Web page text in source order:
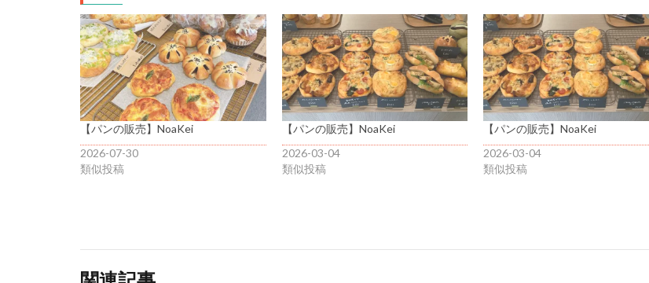
【パンの販売】NoaKei
2026-07-30
類似投稿
【パンの販売】NoaKei
2026-03-04
類似投稿
【パンの販売】NoaKei
2026-03-04
類似投稿